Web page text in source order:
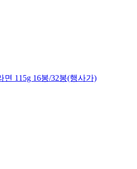
115g 16봉/32봉(행사가)